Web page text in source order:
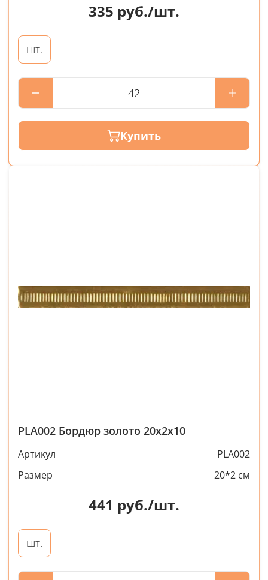
335 руб./шт.
шт.
Купить
PLA002 Бордюр золото 20х2х10
Артикул
PLA002
Размер
20*2 см
441 руб./шт.
шт.